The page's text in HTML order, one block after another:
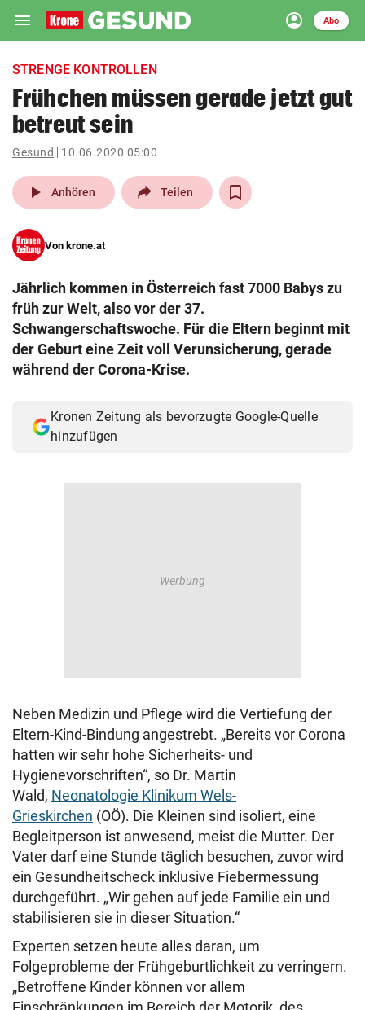
menu Navigation
ein-/ausklappen
account_circle
Anmelden
Abo
close Schließen
account_circle Anmelden
pin_drop
Wien arrow_right
search
eingeben
STRENGE KONTROLLEN
Frühchen müssen gerade jetzt gut
betreut sein
Gesund 10.06.2020 05:00
play_arrow Anhören Teilen
Von krone.at
Jährlich kommen in Österreich fast 7000 Babys zu
früh zur Welt, also vor der 37.
Schwangerschaftswoche. Für die Eltern beginnt mit
der Geburt eine Zeit voll Verunsicherung, gerade
während der Corona-Krise.
Kronen Zeitung als bevorzugte Google-Quelle
hinzufügen
Neben Medizin und Pflege wird die Vertiefung der
Eltern-Kind-Bindung angestrebt. „Bereits vor Corona
hatten wir sehr hohe Sicherheits- und
Hygienevorschriften“, so Dr. Martin
Wald, Neonatologie Klinikum Wels-
Grieskirchen (OÖ). Die Kleinen sind isoliert, eine
Begleitperson ist anwesend, meist die Mutter. Der
Vater darf eine Stunde täglich besuchen, zuvor wird
ein Gesundheitscheck inklusive Fiebermessung
durchgeführt. „Wir gehen auf jede Familie ein und
stabilisieren sie in dieser Situation.“
Experten setzen heute alles daran, um
Folgeprobleme der Frühgeburtlichkeit zu verringern.
„Betroffene Kinder können vor allem